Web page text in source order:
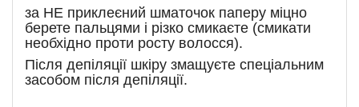
за НЕ приклеєний шматочок паперу міцно
берете пальцями і різко смикаєте (смикати
необхідно проти росту волосся).
Після депіляції шкіру змащуєте спеціальним
засобом після депіляції.